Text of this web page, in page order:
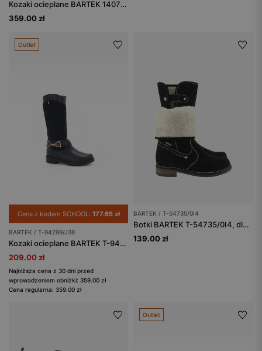
Kozaki ocieplane BARTEK 14071006, dla dziewcząt, biały
359.00 zł
Outlet
Cena z kodem SCHOOL: 177.65 zł
BARTEK / T-94299/J36
Kozaki ocieplane BARTEK T-94299/J36, dla dziewcząt, granatowy
209.00 zł
Najniższa cena z 30 dni przed
wprowadzeniem obniżki: 359.00 zł
Cena regularna: 359.00 zł
BARTEK / T-54735/0I4
Botki BARTEK T-54735/0I4, dla dziewcząt, czarny
139.00 zł
Outlet